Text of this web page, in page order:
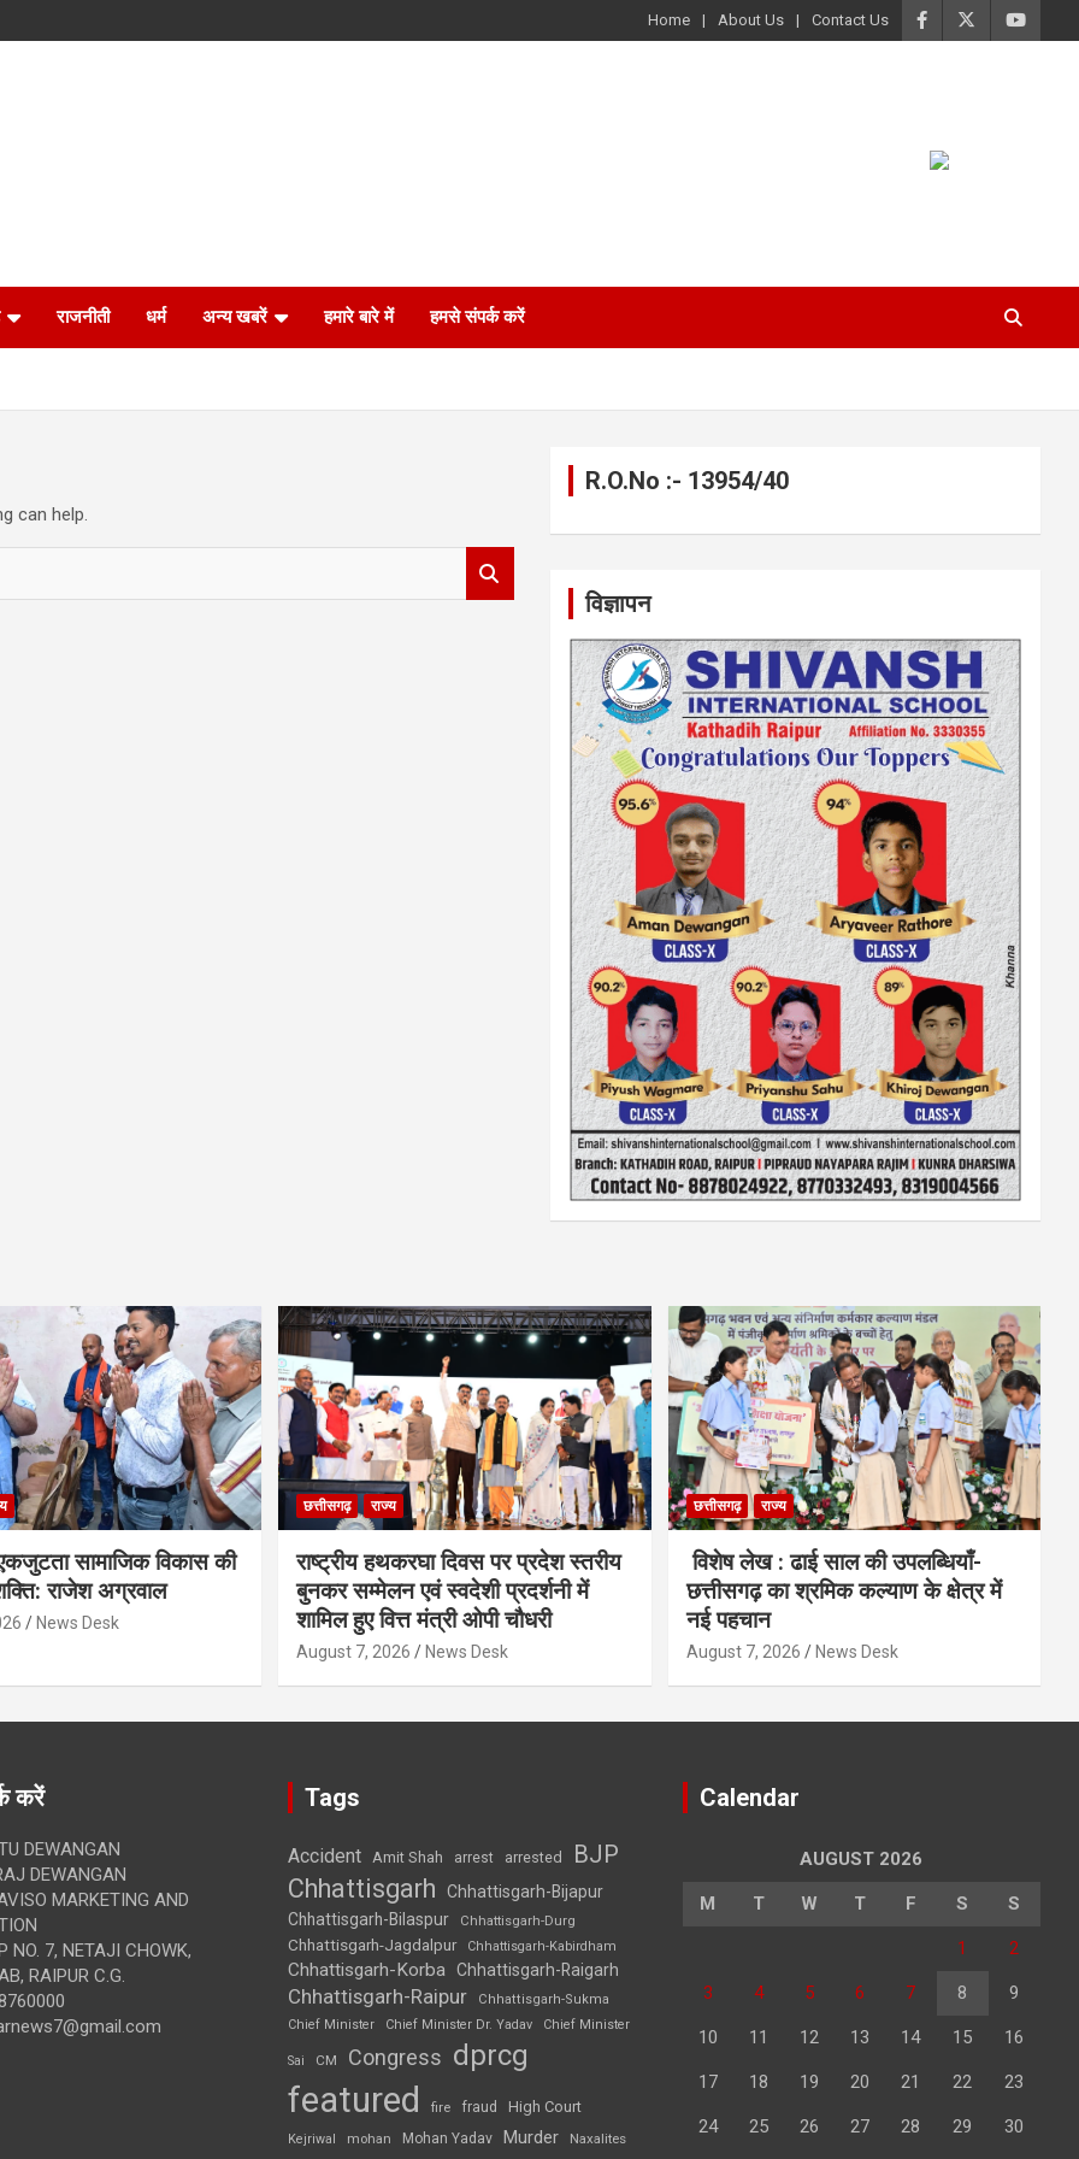
Home About Us Contact Us
राजनीती धर्म अन्य खबरें हमारे बारे में हमसे संपर्क करें
can help.
R.O.No :- 13954/40
विज्ञापन
सामाजिक विकास की
राजेश अग्रवाल
News Desk
छत्तीसगढ़ राज्य
राष्ट्रीय हथकरघा दिवस पर प्रदेश स्तरीय
बुनकर सम्मेलन एवं स्वदेशी प्रदर्शनी में
शामिल हुए वित्त मंत्री ओपी चौधरी
August 7, 2026 News Desk
छत्तीसगढ़ राज्य
विशेष लेख : ढाई साल की उपलब्धियाँ-
छत्तीसगढ़ का श्रमिक कल्याण के क्षेत्र में
नई पहचान
August 7, 2026 News Desk
करें
DEWANGAN
DEWANGAN
MARKETING AND
NO. 7, NETAJI CHOWK,
RAIPUR C.G.
Tags
Accident Amit Shah arrest arrested BJP
Chhattisgarh
Chhattisgarh-Bijapur
Chhattisgarh-Bilaspur
Chhattisgarh-Durg
Chhattisgarh-Jagdalpur Chhattisgarh-Kabirdham
Chhattisgarh-Korba Chhattisgarh-Raigarh
Chhattisgarh-Raipur
Chhattisgarh-Sukma
Chief Minister
Chief Minister Dr. Yadav Chief Minister
Sai CM Congress dprcg
featured fire fraud High Court
Kejriwal mohan Mohan Yadav Murder Naxalites
Calendar
AUGUST 2026
M T W T F S S
1 2
3 4 5 6 7 8 9
10 11 12 13 14 15 16
17 18 19 20 21 22 23
24 25 26 27 28 29 30